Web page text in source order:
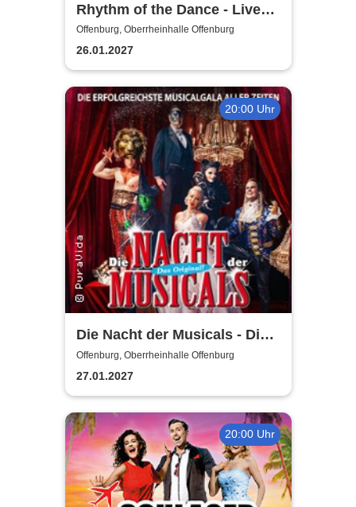
Rhythm of the Dance - Live
2027
Offenburg, Oberrheinhalle Offenburg
26.01.2027
20:00 Uhr
Die Nacht der Musicals - Die
erfolgreichste Musicalgala
aller Zeiten
Offenburg, Oberrheinhalle Offenburg
27.01.2027
20:00 Uhr